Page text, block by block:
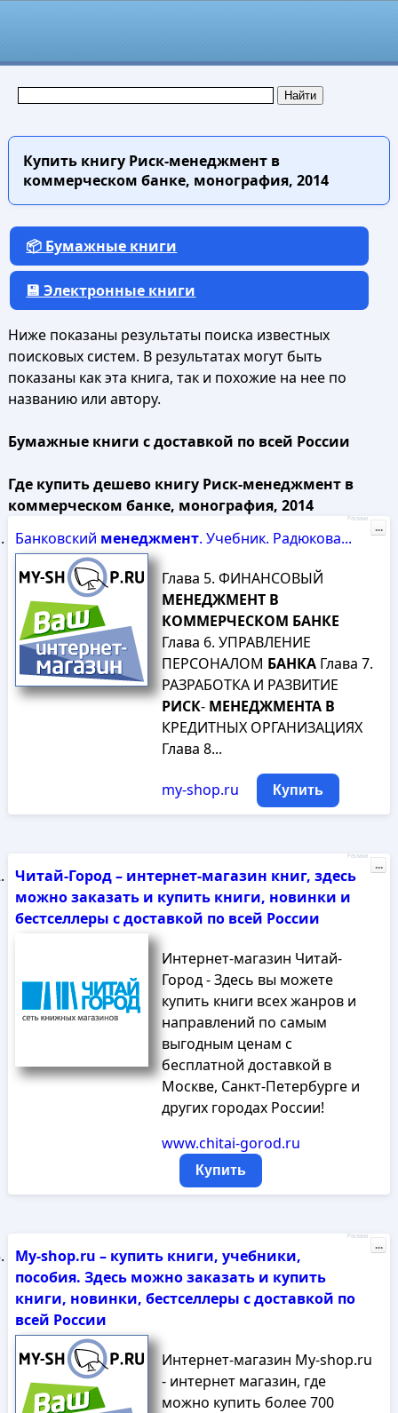
Купить книгуРиск-менеджмент в
коммерческом банке, монография, 2014
📦 Бумажные книги
💾 Электронные книги
Ниже показаны результаты поиска известных
поисковых систем. В результатах могут быть
показаны как эта книга, так и похожие на нее по
названию или автору.
Бумажные книги с доставкой по всей России
Где купить дешево книгу Риск-менеджмент в
коммерческом банке, монография, 2014
Банковский менеджмент. Учебник. Радюкова...
Глава 5. ФИНАНСОВЫЙ
МЕНЕДЖМЕНТ В
КОММЕРЧЕСКОМ БАНКЕ
Глава 6. УПРАВЛЕНИЕ
ПЕРСОНАЛОМ БАНКАГлава 7.
РАЗРАБОТКА И РАЗВИТИЕ
РИСК- МЕНЕДЖМЕНТА В
КРЕДИТНЫХ ОРГАНИЗАЦИЯХ
Глава 8...
my-shop.ru Купить
Реклама
...
Читай-Город – интернет-магазин книг, здесь
можно заказать и купить книги, новинки и
бестселлеры с доставкой по всей России
Интернет-магазин Читай-
Город - Здесь вы можете
купить книги всех жанров и
направлений по самым
выгодным ценам с
бесплатной доставкой в
Москве, Санкт-Петербурге и
других городах России!
www.chitai-gorod.ru
Купить
Реклама
...
My-shop.ru – купить книги, учебники,
пособия. Здесь можно заказать и купить
книги, новинки, бестселлеры с доставкой по
всей России
Интернет-магазин My-shop.ru
- интернет магазин, где
можно купить более 700
Реклама
...